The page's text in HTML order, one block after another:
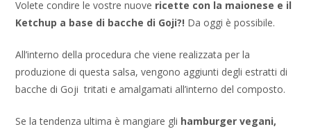
Volete condire le vostre nuove ricette con la maionese e il
Ketchup a base di bacche di Goji?! Da oggi è possibile.
All’interno della procedura che viene realizzata per la
produzione di questa salsa, vengono aggiunti degli estratti di
bacche di Goji tritati e amalgamati all’interno del composto.
Se la tendenza ultima è mangiare gli hamburger vegani,